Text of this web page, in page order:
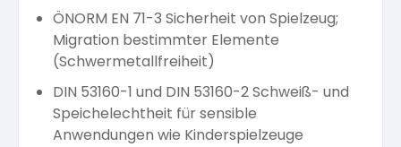
ÖNORM EN 71-3 Sicherheit von Spielzeug;
Migration bestimmter Elemente
(Schwermetallfreiheit)
DIN 53160-1 und DIN 53160-2 Schweiß- und
Speichelechtheit für sensible
Anwendungen wie Kinderspielzeuge